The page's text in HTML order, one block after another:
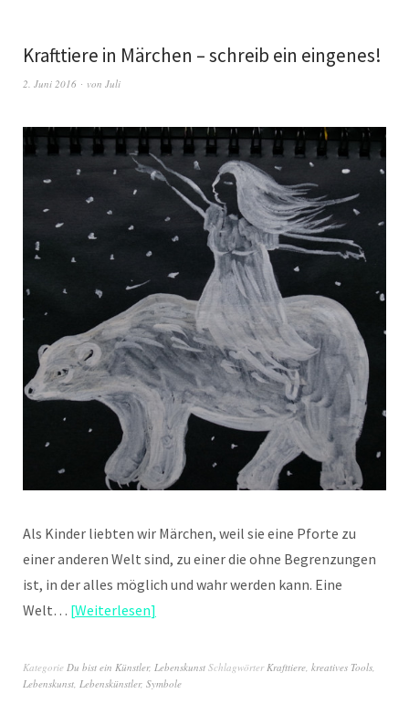
Krafttiere in Märchen – schreib ein eingenes!
2. Juni 2016 von Juli
Als Kinder liebten wir Märchen, weil sie eine Pforte zu
einer anderen Welt sind, zu einer die ohne Begrenzungen
ist, in der alles möglich und wahr werden kann. Eine
Welt… Weiterlesen
Kategorie Du bist ein Künstler, Lebenskunst SchlagwörterKrafttiere, kreatives Tools,
Lebenskunst, Lebenskünstler, Symbole